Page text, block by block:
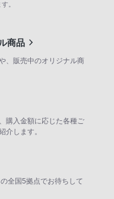
。
商品
、販売中のオリジナル商
購入金額に応じた各種ご
介します。
全国5拠点でお待ちして